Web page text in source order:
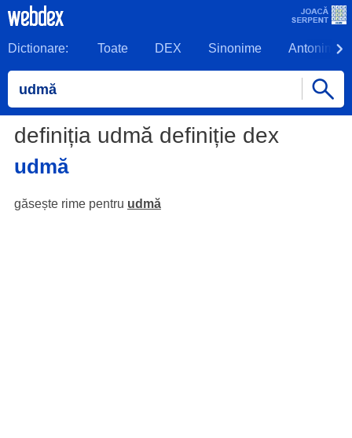
Dictionare: Toate DEX Sinonime Antonime
definiția udmă definiție dex
udmă
găsește rime pentru udmă